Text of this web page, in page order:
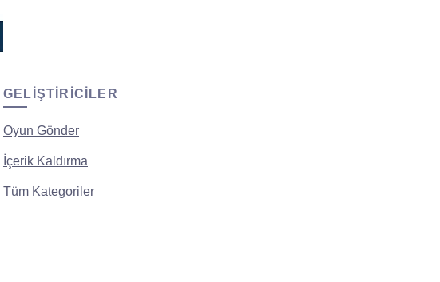
GELIŞTIRICILER
Oyun Gönder
İçerik Kaldırma
Tüm Kategoriler